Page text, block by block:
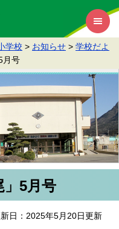
学校 > お知らせ > 学校だよ
月号
」5月号
日：2025年5月20日更新